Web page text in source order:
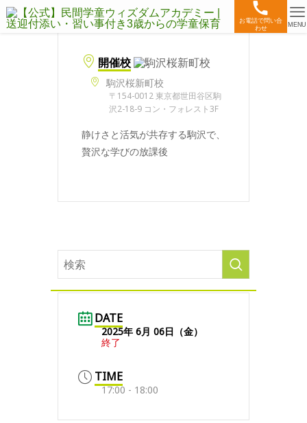
お電話で問い合
わせ
MENU
開催校
駒沢桜新町校
〒154-0012 東京都世田谷区駒
沢2-18-9 コン・フォレスト3F
静けさと活気が共存する駒沢で、
贅沢な学びの放課後
DATE
2025年 6月 06日（金）
終了
TIME
17:00 - 18:00